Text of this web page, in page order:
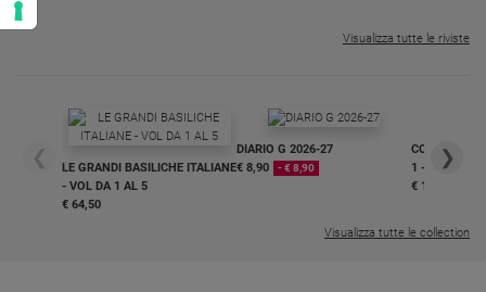
Visualizza tutte le riviste
❮
LE GRANDI BASILICHE ITALIANE
- VOL DA 1 AL 5
€ 64,50
DIARIO G 2026-27
€ 8,90
- € 8,90
COLLANA
1 - 2
€ 18,50
❯
Visualizza tutte le collection